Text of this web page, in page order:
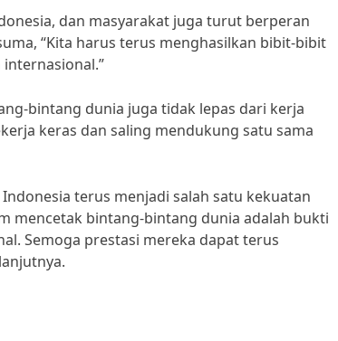
dan masyarakat juga turut berperan
“Kita harus terus menghasilkan bibit-bibit
bintang dunia juga tidak lepas dari kerja
keras dan saling mendukung satu sama
terus menjadi salah satu kekuatan
mencetak bintang-bintang dunia adalah bukti
Semoga prestasi mereka dapat terus